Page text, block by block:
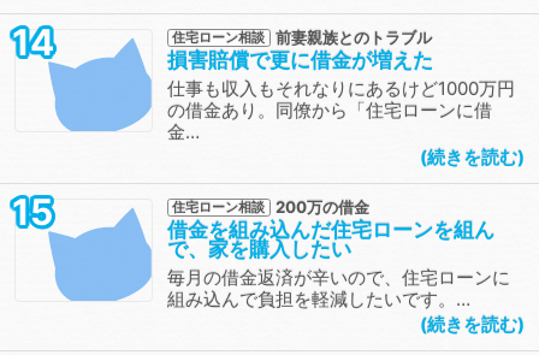
14 住宅ローン相談 前妻親族とのトラブル
損害賠償で更に借金が増えた
仕事も収入もそれなりにあるけど1000万円
の借金あり。同僚から「住宅ローンに借
金…
続きを読む
15 住宅ローン相談 200万の借金
借金を組み込んだ住宅ローンを組ん
で、家を購入したい
毎月の借金返済が辛いので、住宅ローンに
組み込んで負担を軽減したいです。…
続きを読む